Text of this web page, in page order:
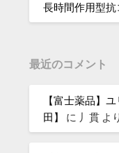
長時間作用型
最近のコメント
【富士薬品】
田】
に 丿貫 よ